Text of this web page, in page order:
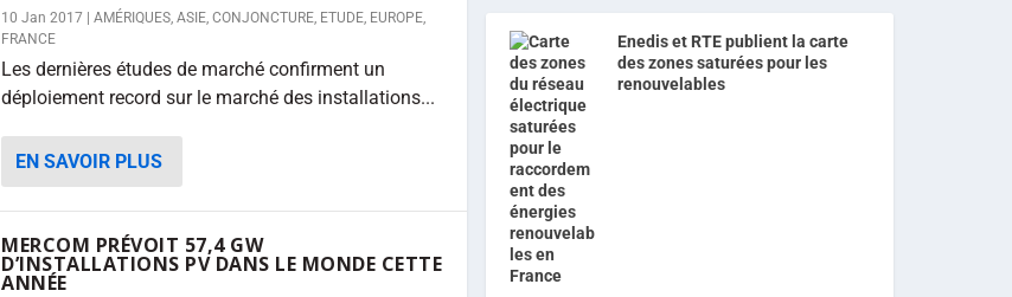
10 Jan 2017 AMÉRIQUES, ASIE, CONJONCTURE, ETUDE, EUROPE,
FRANCE
Les dernières études de marché confirment un
déploiement record sur le marché des installations...
EN SAVOIR PLUS
MERCOM PRÉVOIT 57,4 GW
D’INSTALLATIONS PV DANS LE MONDE CETTE
ANNÉE
Enedis et RTE publient la carte
des zones saturées pour les
renouvelables